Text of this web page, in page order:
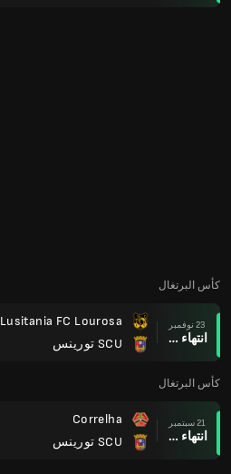
كأس البرتغال
23 نوفمبر
انتهاء وقت المباراة
Lusitania FC Lourosa
SCU تورينس
كأس البرتغال
21 سبتمبر
انتهاء وقت المباراة
Correlha
SCU تورينس